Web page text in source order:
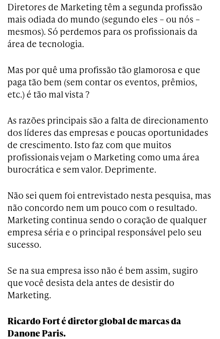
Diretores de Marketing têm a segunda profissão
mais odiada do mundo (segundo eles – ou nós –
mesmos). Só perdemos para os profissionais da
área de tecnologia.
Mas por quê uma profissão tão glamorosa e que
paga tão bem (sem contar os eventos, prêmios,
etc.) é tão mal vista ?
As razões principais são a falta de direcionamento
dos líderes das empresas e poucas oportunidades
de crescimento. Isto faz com que muitos
profissionais vejam o Marketing como uma área
burocrática e sem valor. Deprimente.
Não sei quem foi entrevistado nesta pesquisa, mas
não concordo nem um pouco com o resultado.
Marketing continua sendo o coração de qualquer
empresa séria e o principal responsável pelo seu
sucesso.
Se na sua empresa isso não é bem assim, sugiro
que você desista dela antes de desistir do
Marketing.
Ricardo Fort é diretor global de marcas da
Danone Paris.